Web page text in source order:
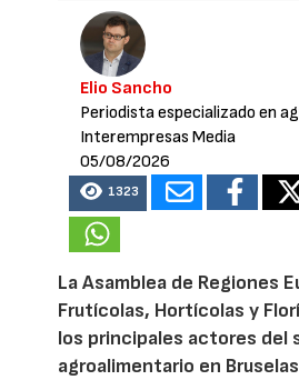
Elio Sancho
Periodista especializado en
Interempresas Media
05/08/2026
1323
La Asamblea de Regiones
Frutícolas, Hortícolas y
los principales actores del
agroalimentario en